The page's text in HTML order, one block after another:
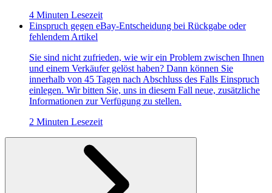
4 Minuten Lesezeit
Einspruch gegen eBay-Entscheidung bei Rückgabe oder
fehlendem Artikel
Sie sind nicht zufrieden, wie wir ein Problem zwischen Ihnen
und einem Verkäufer gelöst haben? Dann können Sie
innerhalb von 45 Tagen nach Abschluss des Falls Einspruch
einlegen. Wir bitten Sie, uns in diesem Fall neue, zusätzliche
Informationen zur Verfügung zu stellen.
2 Minuten Lesezeit